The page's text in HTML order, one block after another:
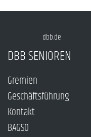
dbb.de
DBB SENIOREN
Gremien
Geschäftsführung
Kontakt
BAGSO